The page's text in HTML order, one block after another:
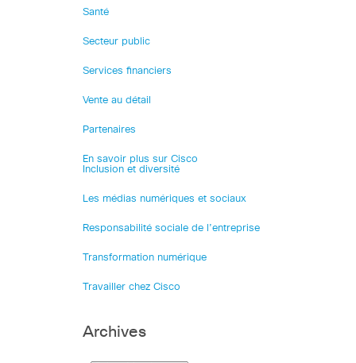
Santé
Secteur public
Services financiers
Vente au détail
Partenaires
En savoir plus sur Cisco
Inclusion et diversité
Les médias numériques et sociaux
Responsabilité sociale de l’entreprise
Transformation numérique
Travailler chez Cisco
Archives